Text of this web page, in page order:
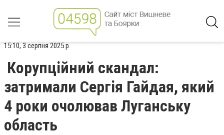
15:10, 3 серпня 2025 р.
Корупційний скандал:
затримали Сергія Гайдая, який
4 роки очолював Луганську
область